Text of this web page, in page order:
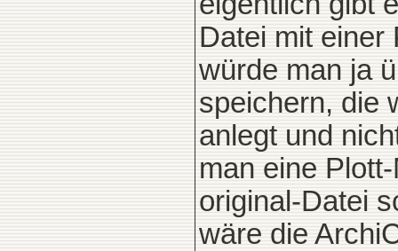
Datei mit einer
würde man ja
speichern, die
anlegt und
man eine
original-Datei
wäre die